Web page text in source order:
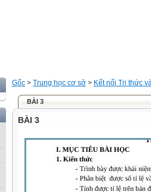
Gốc > Trung học cơ sở > Kết nối Tri thức
BÀI 3
BÀI 3